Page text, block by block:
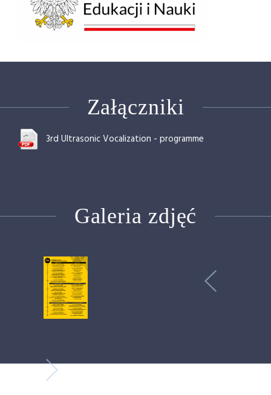
Załączniki
3rd Ultrasonic Vocalization - programme
Galeria zdjęć